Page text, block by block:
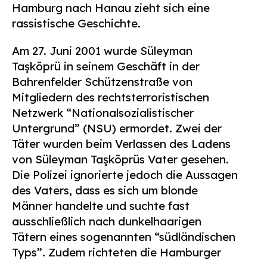
Hamburg nach Hanau zieht sich eine
rassistische Geschichte.
Am 27. Juni 2001 wurde Süleyman
Taşköprü in seinem Geschäft in der
Bahrenfelder Schützenstraße von
Mitgliedern des rechtsterroristischen
Netzwerk “Nationalsozialistischer
Untergrund” (NSU) ermordet. Zwei der
Täter wurden beim Verlassen des Ladens
von Süleyman Taşköprüs Vater gesehen.
Die Polizei ignorierte jedoch die Aussagen
des Vaters, dass es sich um blonde
Männer handelte und suchte fast
ausschließlich nach dunkelhaarigen
Tätern eines sogenannten “südländischen
Typs”. Zudem richteten die Hamburger